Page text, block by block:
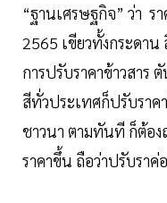
“ฐานเศรษฐกิจ” ว่า ร
2565 เขียวทั้งกระดา
การปรับราคาข้าวสาร
สีทั่วประเทศก็ปรับรา
ชาวนา ตามทันที ก็ต้อง
ราคาขึ้น ถือว่าปรับราค่